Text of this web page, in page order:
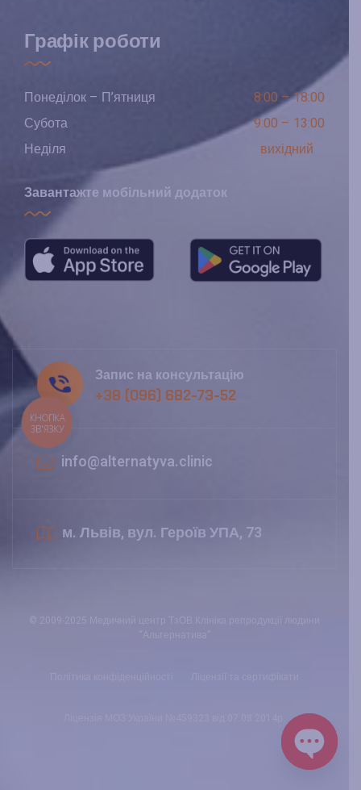
Графік роботи
Понеділок – П’ятниця
8:00 – 18:00
Субота
9:00 – 13:00
Неділя
вихідний
Завантажте мобільний додаток
Запис на консультацію
+38 (096) 682-73-52
info@alternatyva.clinic
м. Львів, вул. Героїв УПА, 73
© 2009-2025 Медичний центр ТзОВ Клініка репродукції людини
КНОПКА
ЗВ'ЯЗКУ